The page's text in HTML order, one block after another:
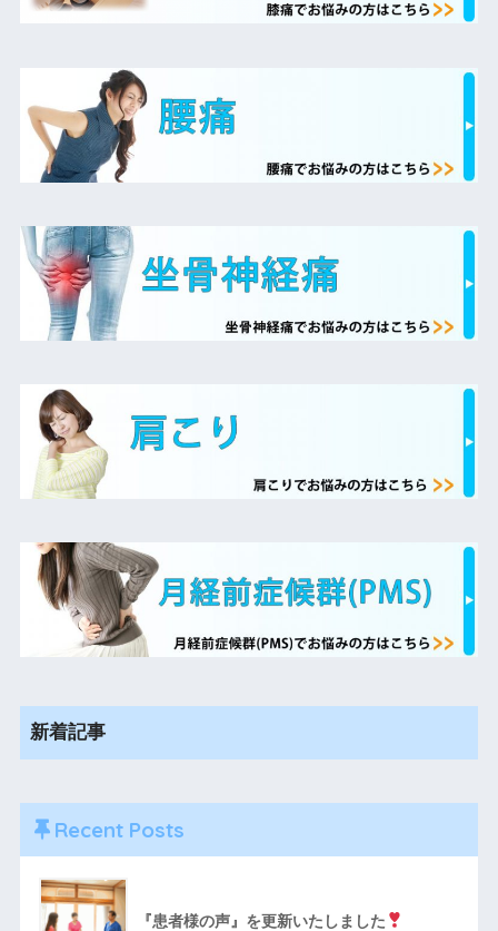
新着記事
Recent Posts
『患者様の声』を更新いたしました